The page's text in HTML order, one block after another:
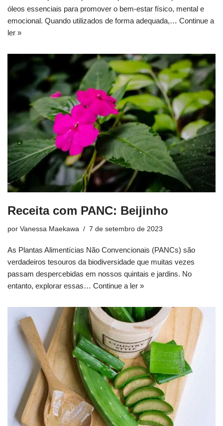
óleos essenciais para promover o bem-estar físico, mental e
emocional. Quando utilizados de forma adequada,… Continue a
ler »
Receita com PANC: Beijinho
por Vanessa Maekawa 7 de setembro de 2023
As Plantas Alimentícias Não Convencionais (PANCs) são
verdadeiros tesouros da biodiversidade que muitas vezes
passam despercebidas em nossos quintais e jardins. No
entanto, explorar essas… Continue a ler »